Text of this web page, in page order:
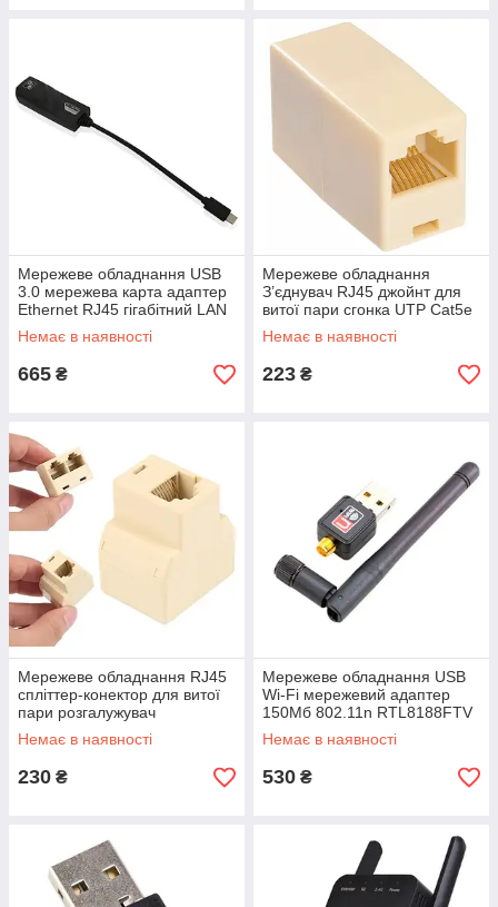
Мережеве обладнання USB
3.0 мережева карта адаптер
Ethernet RJ45 гігабітний LAN
1 Гбіт/с для ноутбука і ПК
Польща
Немає в наявності
665 ₴
Мережеве обладнання
З’єднувач RJ45 джойнт для
витої пари сгонка UTP Cat5e
Cat6 конектор Ethernet
Польща
Немає в наявності
223 ₴
Мережеве обладнання RJ45
спліттер-конектор для витої
пари розгалужувач
мережевого кабелю Ethernet
Польща
Немає в наявності
230 ₴
Мережеве обладнання USB
Wi-Fi мережевий адаптер
150Мб 802.11n RTL8188FTV
з антеною Польща
Немає в наявності
530 ₴